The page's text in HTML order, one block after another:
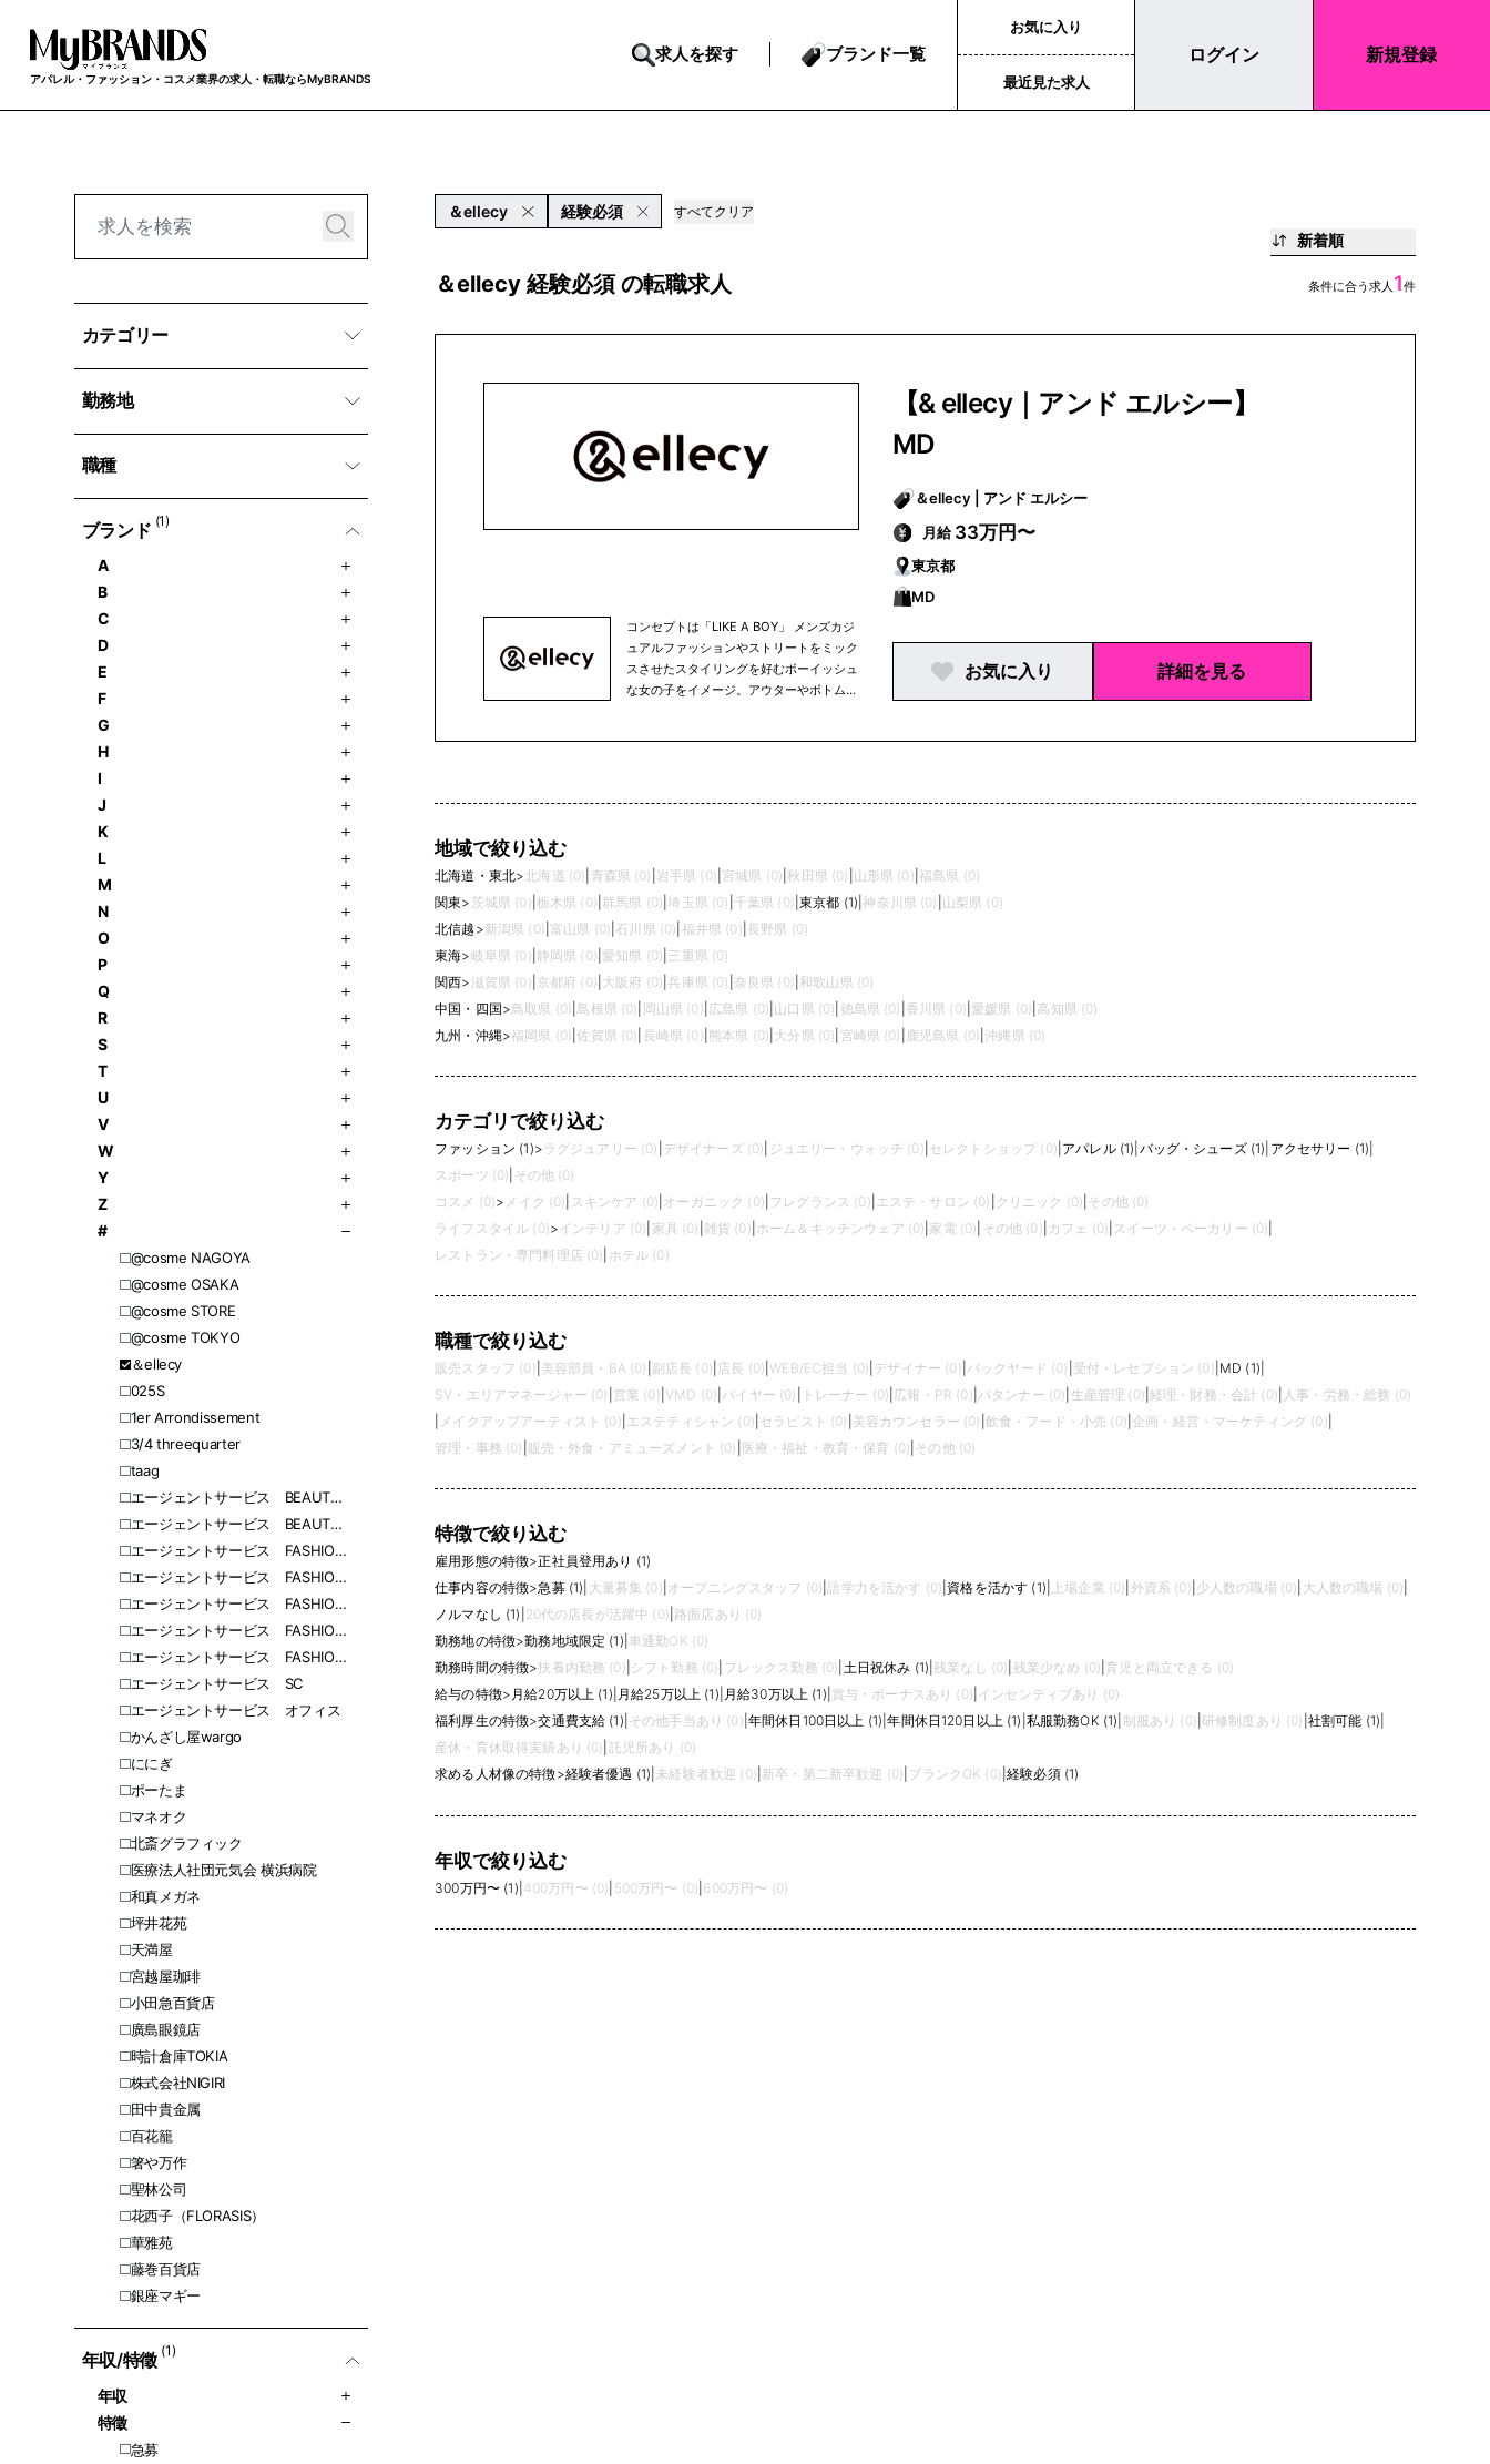
アパレル・ファッション・コスメ業界の求人・転職ならMyBRANDS
求人を探す ブランド一覧
お気に入り
最近見た求人
ログイン 新規登録
カテゴリー
勤務地
職種
ブランド (1)
A
B
C
D
E
F
G
H
I
J
K
L
M
N
O
P
Q
R
S
T
U
V
W
Y
Z
#
@cosme NAGOYA
@cosme OSAKA
@cosme STORE
@cosme TOKYO
＆ellecy
025S
1er Arrondissement
3/4 threequarter
​​taag
エージェントサービス BEAUTY 東日本
エージェントサービス BEAUTY 西日本
エージェントサービス FASHION 北海道
エージェントサービス FASHION 愛知
エージェントサービス FASHION 福岡
エージェントサービス FASHION 関東
エージェントサービス FASHION 関西
エージェントサービス SC
エージェントサービス オフィス
かんざし屋wargo
ににぎ
ポーたま
マネオク
北斎グラフィック
医療法人社団元気会 横浜病院
和真メガネ
坪井花苑
天満屋
宮越屋珈琲
小田急百貨店
廣島眼鏡店
時計倉庫TOKIA
株式会社NIGIRI
田中貴金属
百花籠
箸や万作
聖林公司
花西子（FLORASIS）
華雅苑
藤巻百貨店
銀座マギー
年収/特徵 (1)
年収
特徵
急募
＆ellecy 経験必須 すべてクリア
新着順
＆ellecy 経験必須 の転職求人 条件に合う求人 1件
コンセプトは「LIKE A BOY」 メンズカジ
ュアルファッションやストリートをミック
スさせたスタイリングを好むボーイッシュ
な女の子をイメージ。アウターやボトム、
【& ellecy｜アンド エルシー】
MD
＆ellecy | アンド エルシー
月給 33万円〜
東京都
MD
お気に入り 詳細を見る
地域で絞り込む
北海道・東北> 北海道 (0) 青森県 (0) 岩手県 (0) |宮城県 (0) |秋田県 (0) 山形県 (0) 福島県 (0)
関東> 茨城県 (0) 栃木県 (0) 群馬県 (0) |埼玉県 (0) 千葉県 (0) |東京都 (1) |神奈川県 (0) 山梨県 (0)
北信越 >新潟県 (0) |富山県 (0) 石川県 (0) 福井県 (0) 長野県 (0)
東海>岐阜県 (0) 静岡県 (0) |愛知県 (0) 三重県 (0)
関西>滋賀県 (0) 京都府 (0) 大阪府 (0) |兵庫県 (0) 奈良県 (0) |和歌山県 (0)
中国・四国>鳥取県 (0) |島根県 (0) 岡山県 (0) 広島県 (0) 山口県 (0) 徳島県 (0) 香川県 (0) |愛媛県 (0) 高知県 (0)
九州・沖縄>福岡県 (0) |佐賀県 (0) 長崎県 (0) 熊本県 (0) 大分県 (0) 宮崎県 (0) 鹿児島県 (0) |沖縄県 (0)
カテゴリで絞り込む
ファッション (1)> ラグジュアリー (0) デザイナーズ (0) ジュエリー・ウォッチ (0) セレクトショップ (0) アパレル (1) バッグ・シューズ (1) アクセサリー (1)
スポーツ (0) その他 (0)
コスメ (0)> メイク (0) スキンケア (0) オーガニック (0) フレグランス (0) エステ・サロン (0) クリニック (0) その他 (0)
ライフスタイル (0)> インテリア (0) 家具 (0) 雑貨 (0) ホーム＆キッチンウェア (0) 家電 (0) その他 (0) カフェ (0) スイーツ・ベーカリー (0)
レストラン・専門料理店 (0) ホテル (0)
職種で絞り込む
販売スタッフ (0) 美容部員・BA (0) 副店長 (0) 店長 (0) WEB/EC担当 (0) デザイナー (0) バックヤード (0) 受付・レセプション (0) MD (1)
SV・エリアマネージャー (0) 営業 (0) VMD (0) |バイヤー (0) トレーナー (0) 広報・PR (0) パタンナー (0) 生産管理 (0) |経理・財務・会計 (0) 人事・労務・総務 (0)
メイクアップアーティスト (0) エステティシャン (0) セラピスト (0) 美容カウンセラー (0) 飲食・フード・小売 (0) 企画・経営・マーケティング (0)
管理・事務 (0) 販売・外食・アミューズメント (0) 医療・福祉・教育・保育 (0) その他 (0)
特徴で絞り込む
雇用形態の特徴>正社員登用あり (1)
仕事内容の特徴>急募 (1) 大量募集 (0) オープニングスタッフ (0) |語学力を活かす (0) 資格を活かす (1) 上場企業 (0) 外資系 (0) 少人数の職場 (0) 大人数の職場 (0)
ノルマなし (1) 20代の店長が活躍中 (0) 路面店あり (0)
勤務地の特徴>勤務地域限定 (1) 車通勤OK (0)
勤務時間の特徴>扶養内勤務 (0) シフト勤務 (0) フレックス勤務 (0) 土日祝休み (1) |残業なし (0) 残業少なめ (0) 育児と両立できる (0)
給与の特徴> 月給20万以上 (1) 月給25万以上 (1) 月給30万以上 (1) 賞与・ボーナスあり (0) インセンティブあり (0)
福利厚生の特徴>交通費支給 (1) その他手当あり (0) 年間休日100日以上 (1) |年間休日120日以上 (1) 私服勤務OK (1) 制服あり (0) 研修制度あり (0) 社割可能 (1)
産休・育休取得実績あり (0) 託児所あり (0)
求める人材像の特徴>経験者優遇 (1) 未経験者歓迎 (0) 新卒・第二新卒歓迎 (0) ブランクOK (0) |経験必須 (1)
年収で絞り込む
300万円〜 (1) 400万円〜 (0) 500万円〜 (0) 600万円〜 (0)